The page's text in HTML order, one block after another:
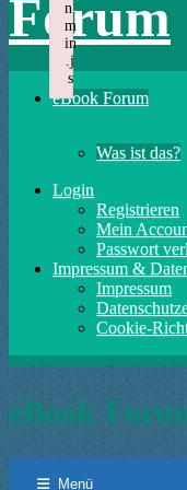
Forum
eBook Forum
Was ist das?
Login
Registrieren
Mein
Passwort
Impressum &
Impressum
Cookie-
eBook
Menü
n.
m
in
.j
s
Failed to load